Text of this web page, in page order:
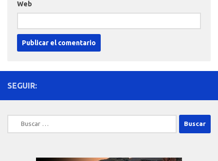
Web
SEGUIR:
Buscar: